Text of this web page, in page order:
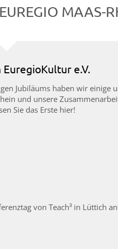
MAAS-
e.V.
Jubiläums haben wir einige
und unsere
Sie das Erste hier!
von Teach³ in Lüttich